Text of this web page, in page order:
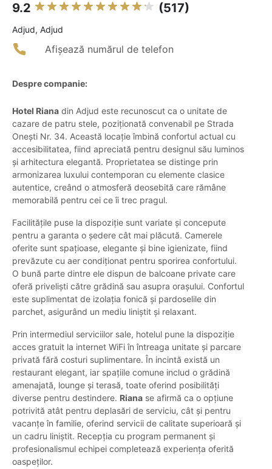
9.2 (517)
Adjud, Adjud
Afișează numărul de telefon
Despre companie:
Hotel Riana din Adjud este recunoscut ca o unitate de
cazare de patru stele, poziționată convenabil pe Strada
Onești Nr. 34. Această locație îmbină confortul actual cu
accesibilitatea, fiind apreciată pentru designul său luminos
și arhitectura elegantă. Proprietatea se distinge prin
armonizarea luxului contemporan cu elemente clasice
autentice, creând o atmosferă deosebită care rămâne
memorabilă pentru cei ce îi trec pragul.
Facilitățile puse la dispoziție sunt variate și concepute
pentru a garanta o ședere cât mai plăcută. Camerele
oferite sunt spațioase, elegante și bine igienizate, fiind
prevăzute cu aer condiționat pentru sporirea confortului.
O bună parte dintre ele dispun de balcoane private care
oferă priveliști către grădină sau asupra orașului. Confortul
este suplimentat de izolația fonică și pardoselile din
parchet, asigurând un mediu liniștit și relaxant.
Prin intermediul serviciilor sale, hotelul pune la dispoziție
acces gratuit la internet WiFi în întreaga unitate și parcare
privată fără costuri suplimentare. În incintă există un
restaurant elegant, iar spațiile comune includ o grădină
amenajată, lounge și terasă, toate oferind posibilități
diverse pentru destindere. Riana se afirmă ca o opțiune
potrivită atât pentru deplasări de serviciu, cât și pentru
vacanțe în familie, oferind servicii de calitate superioară și
un cadru liniștit. Recepția cu program permanent și
profesionalismul echipei completează experiența oferită
oaspeților.